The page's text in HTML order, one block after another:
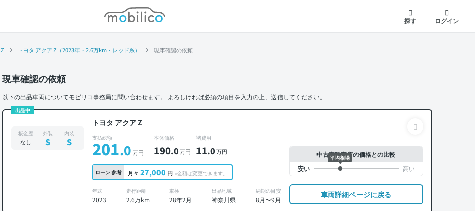
モビリコ
探す
ログイン
Z トヨタ アクア Z（2023年・2.6万km・レッド系） 現車確認の依頼
現車確認の依頼
以下の出品車両についてモビリコ事務局に問い合わせます。 よろしければ必須の項目を入力の上、送信してください。
出品中
トヨタ アクア Z
板金歴
なし
外装
S
内装
S 支払総額
201.0 万円
本体価格
190.0万円
諸費用
11.0万円
ローン参考 月々 27,000 円 ※金額は変更できます。
年式
2023
走行距離
2.6万km
車検
28年2月
出品地域
神奈川県
納期の目安
8月〜9月
中古車販売店の価格との比較
平均相場
車両詳細ページに戻る